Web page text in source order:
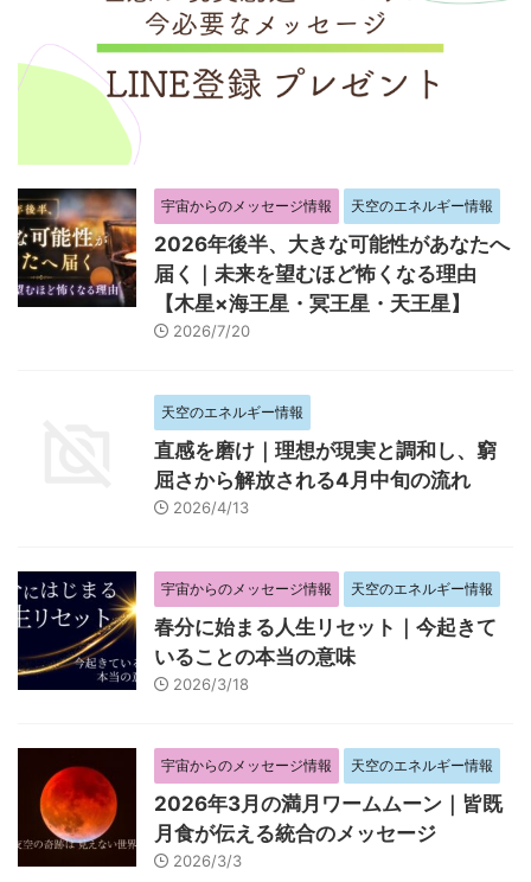
宇宙からのメッセージ情報 天空のエネルギー情報
2026年後半、大きな可能性があなたへ
届く｜未来を望むほど怖くなる理由
【木星×海王星・冥王星・天王星】
2026/7/20
天空のエネルギー情報
直感を磨け｜理想が現実と調和し、窮
屈さから解放される4月中旬の流れ
2026/4/13
宇宙からのメッセージ情報 天空のエネルギー情報
春分に始まる人生リセット｜今起きて
いることの本当の意味
2026/3/18
宇宙からのメッセージ情報 天空のエネルギー情報
2026年3月の満月ワームムーン｜皆既
月食が伝える統合のメッセージ
2026/3/3